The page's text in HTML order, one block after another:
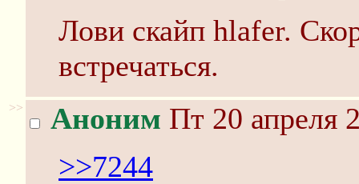
Лови скайп hlafer.
встречаться.
>> Аноним Пт 20 апреля
>>7244